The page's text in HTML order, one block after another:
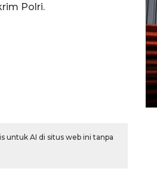
Polri.
untuk AI di situs web ini tanpa